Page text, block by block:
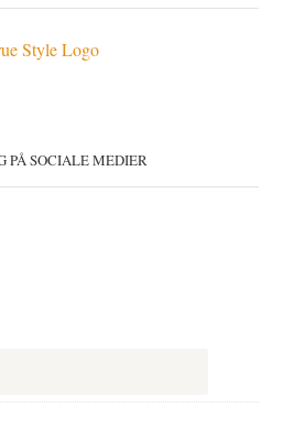
PÅ SOCIALE MEDIER